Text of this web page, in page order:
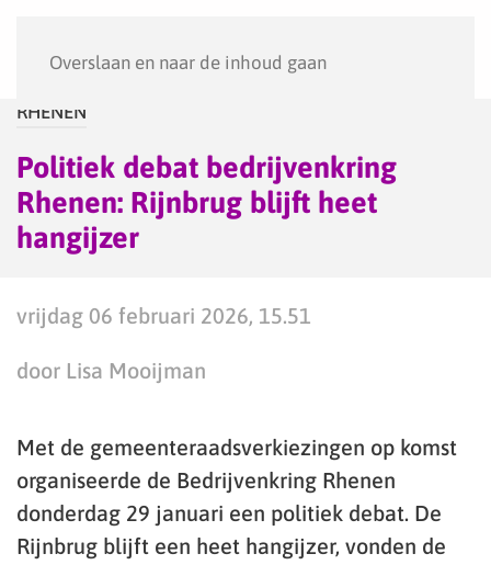
Overslaan en naar de inhoud gaan
RHENEN
Politiek debat bedrijvenkring
Rhenen: Rijnbrug blijft heet
hangijzer
vrijdag 06 februari 2026, 15.51
door Lisa Mooijman
Met de gemeenteraadsverkiezingen op komst
organiseerde de Bedrijvenkring Rhenen
donderdag 29 januari een politiek debat. De
Rijnbrug blijft een heet hangijzer, vonden de